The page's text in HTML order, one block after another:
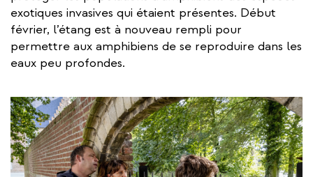
exotiques invasives qui étaient présentes. Début
février, l’étang est à nouveau rempli pour
permettre aux amphibiens de se reproduire dans les
eaux peu profondes.